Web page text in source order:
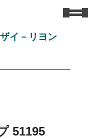
イ－リヨン
51195